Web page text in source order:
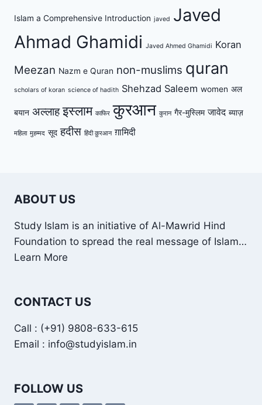
Islam a Comprehensive Introduction javed Javed
Ahmad Ghamidi Javed Ahmed Ghamidi Koran
Meezan Nazm e Quran non-muslims quran
scholars of koran science of hadith Shehzad Saleem women अल
बयान अल्लाह इस्लाम काफिर कुरआन कुरान गैर-मुस्लिम जावेद ब्याज़
महिला मुहम्मद सूद हदीस हिंदी क़ुरआन ग़ामिदी
ABOUT US
Study Islam is an initiative of Al-Mawrid Hind
Foundation to spread the real message of Islam…
Learn More
CONTACT US
Call : (+91) 9808-633-615
Email : info@studyislam.in
FOLLOW US